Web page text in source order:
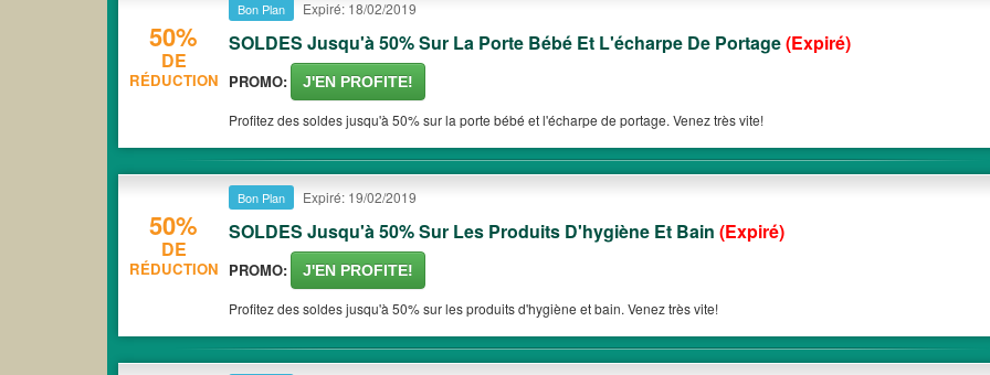
50%
DE
RÉDUCTION
Bon Plan Expiré: 18/02/2019
SOLDES Jusqu'à 50% Sur La Porte Bébé Et L'écharpe De Portage(Expiré)
PROMO: J'EN PROFITE!
Profitez des soldes jusqu'à 50% sur la porte bébé et l'écharpe de portage. Venez très vite!
50%
DE
RÉDUCTION
Bon Plan Expiré: 19/02/2019
SOLDES Jusqu'à 50% Sur Les Produits D'hygiène Et Bain (Expiré)
PROMO: J'EN PROFITE!
Profitez des soldes jusqu'à 50% sur les produits d'hygiène et bain. Venez très vite!